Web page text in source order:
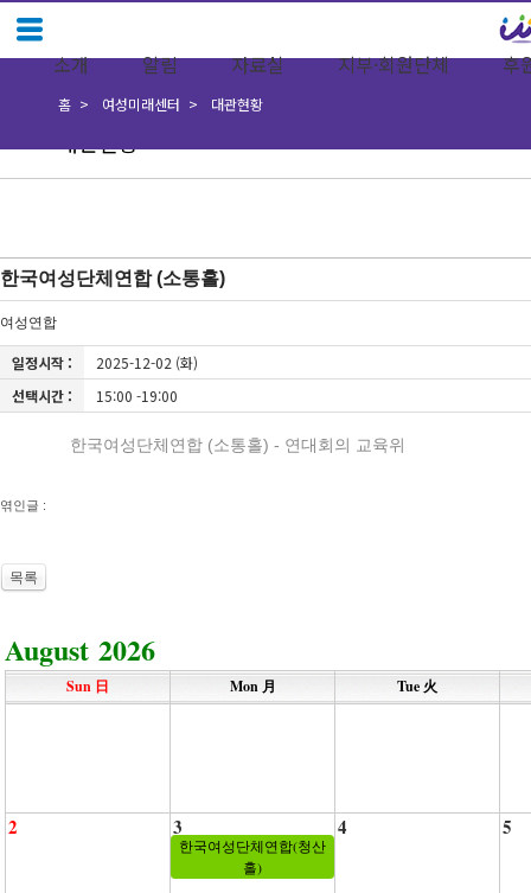
소개 알림 자료실 지부·회원단체 후
대관현황
홈 여성미래센터 대관현황
한국여성단체연합 (소통홀)
여성연합
일정시작 :
2025-12-02 (화)
선택시간 :
15:00 -19:00
한국여성단체연합 (소통홀) - 연대회의 교육위
엮인글 :
목록
August 2026
Sun 日 Mon 月 Tue 火
2 3
한국여성단체연합(청산
홀)
4 5